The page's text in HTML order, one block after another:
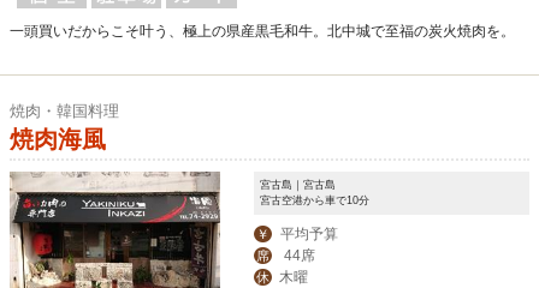
一頭買いだからこそ叶う、極上の県産黒毛和牛。北中城で至福の炭火焼肉を。
焼肉・韓国料理
焼肉海風
宮古島｜宮古島
宮古空港から車で10分
￥ 平均予算
席 44席
休 木曜